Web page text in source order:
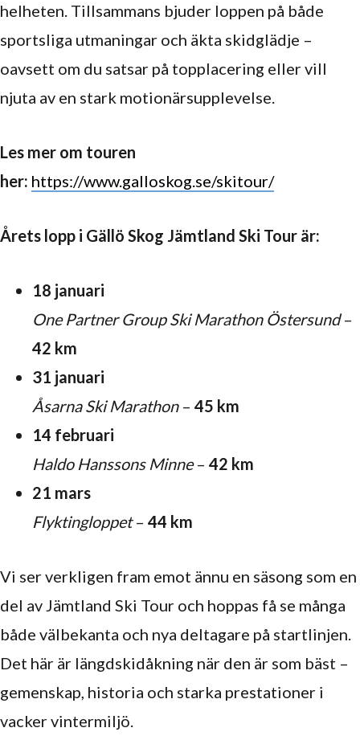
helheten. Tillsammans bjuder loppen på både
sportsliga utmaningar och äkta skidglädje –
oavsett om du satsar på topplacering eller vill
njuta av en stark motionärsupplevelse.
Les mer om touren
her: https://www.galloskog.se/skitour/
Årets lopp i Gällö Skog Jämtland Ski Tour är:
18 januari
One Partner Group Ski Marathon Östersund–
42 km
31 januari
Åsarna Ski Marathon– 45 km
14 februari
Haldo Hanssons Minne– 42 km
21 mars
Flyktingloppet– 44 km
Vi ser verkligen fram emot ännu en säsong som en
del av Jämtland Ski Tour och hoppas få se många
både välbekanta och nya deltagare på startlinjen.
Det här är längdskidåkning när den är som bäst –
gemenskap, historia och starka prestationer i
vacker vintermiljö.